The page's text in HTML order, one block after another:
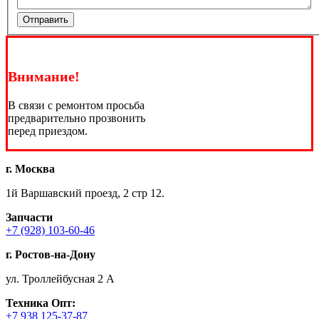
Отправить
Внимание!
В связи с ремонтом просьба
предварительно прозвонить
перед приездом.
г. Москва
1й Варшавский проезд, 2 стр 12.
Запчасти
+7 (928) 103-60-46
г. Ростов-на-Дону
ул. Троллейбусная 2 А
Техника Опт:
+7 938 125-37-87